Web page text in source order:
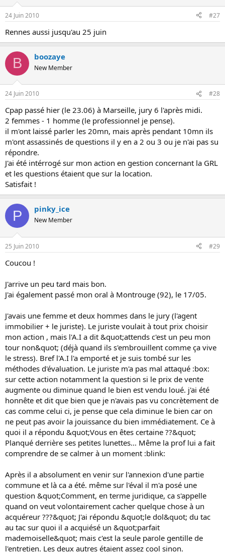
24 Juin 2010 #27
Rennes aussi jusqu'au 25 juin
B boozaye
New Member
24 Juin 2010 #28
Cpap passé hier (le 23.06) à Marseille, jury 6 l'après midi.
2 femmes - 1 homme (le professionnel je pense).
il m'ont laissé parler les 20mn, mais après pendant 10mn ils
m'ont assassinés de questions il y en a 2 ou 3 ou je n'ai pas su
répondre.
J'ai été intérrogé sur mon action en gestion concernant la GRL
et les questions étaient que sur la location.
Satisfait !
P pinky_ice
New Member
25 Juin 2010 #29
Coucou !
J'arrive un peu tard mais bon.
J'ai également passé mon oral à Montrouge (92), le 17/05.
J'avais une femme et deux hommes dans le jury (l'agent
immobilier + le juriste). Le juriste voulait à tout prix choisir
mon action , mais l'A.I a dit &quot;attends c'est un peu mon
tour non&quot; (déjà quand ils s'embrouillent comme ça vive
le stress). Bref l'A.I l'a emporté et je suis tombé sur les
méthodes d'évaluation. Le juriste m'a pas mal attaqué :box:
sur cette action notamment la question si le prix de vente
augmente ou diminue quand le bien est vendu loué. j'ai été
honnête et dit que bien que je n'avais pas vu concrètement de
cas comme celui ci, je pense que cela diminue le bien car on
ne peut pas avoir la jouissance du bien immédiatement. Ce à
quoi il a répondu &quot;Vous en êtes certaine ??&quot;
Planqué derrière ses petites lunettes... Même la prof lui a fait
comprendre de se calmer à un moment :blink:
Après il a absolument en venir sur l'annexion d'une partie
commune et là ca a été. même sur l'éval il m'a posé une
question &quot;Comment, en terme juridique, ca s'appelle
quand on veut volontairement cacher quelque chose à un
acquéreur ???&quot; J'ai répondu &quot;le dol&quot; du tac
au tac sur quoi il a acquiésé un &quot;parfait
mademoiselle&quot; mais c'est la seule parole gentille de
l'entretien. Les deux autres étaient assez cool sinon.